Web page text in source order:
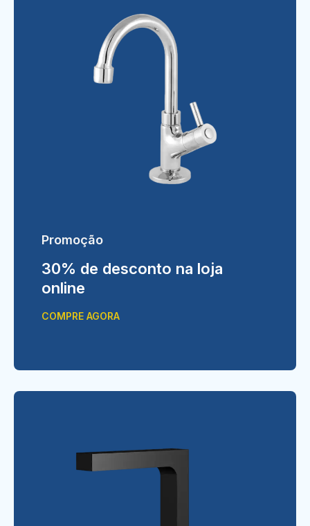
Promoção
30% de desconto na loja
online
COMPRE AGORA